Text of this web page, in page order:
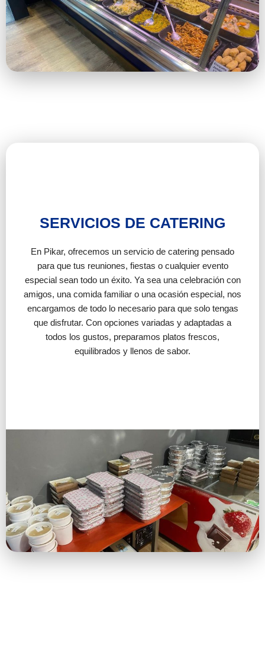
SERVICIOS DE CATERING
En Pikar, ofrecemos un servicio de catering pensado
para que tus reuniones, fiestas o cualquier evento
especial sean todo un éxito. Ya sea una celebración con
amigos, una comida familiar o una ocasión especial, nos
encargamos de todo lo necesario para que solo tengas
que disfrutar. Con opciones variadas y adaptadas a
todos los gustos, preparamos platos frescos,
equilibrados y llenos de sabor.